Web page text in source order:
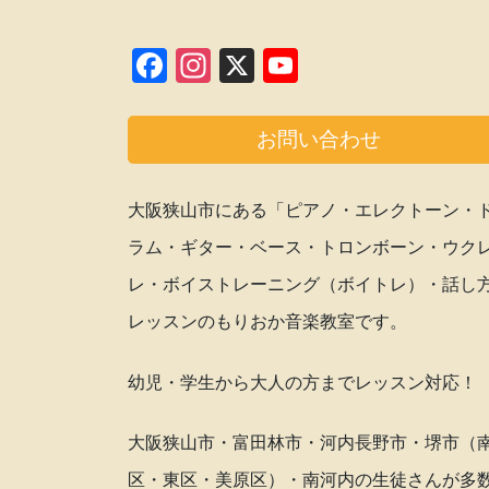
F
e
b
o
o
k
In
gr
a
m
X
u
T
u
b
e
C
a
n
お問い合わせ
大阪狭山市にある「ピアノ・エレクトーン・
ラム・ギター・ベース・トロンボーン・ウク
レ・ボイストレーニング（ボイトレ）・話し
レッスンのもりおか音楽教室です。
幼児・学生から大人の方までレッスン対応！
大阪狭山市・富田林市・河内長野市・堺市（
区・東区・美原区）・南河内の生徒さんが多